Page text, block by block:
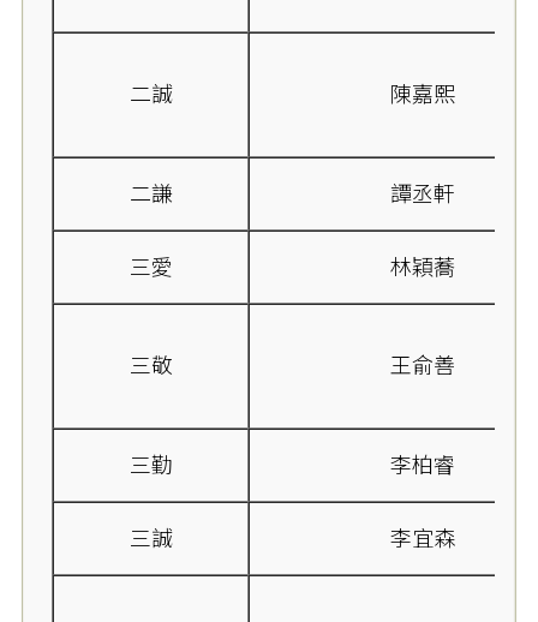
二誠 陳嘉熙
二謙 譚丞軒
三愛 林穎蕎
三敬 王俞善
三勤 李柏睿
三誠 李宜森